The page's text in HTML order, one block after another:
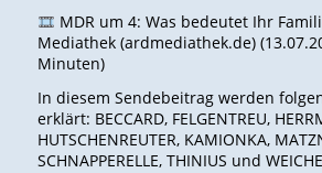
MDR um 4: Was bedeutet Ihr
Mediathek (ardmediathek.de)
Minuten)
In diesem Sendebeitrag werden
erklärt: BECCARD, FELGENTREU,
HUTSCHENREUTER, KAMIONKA,
SCHNAPPERELLE, THINIUS und